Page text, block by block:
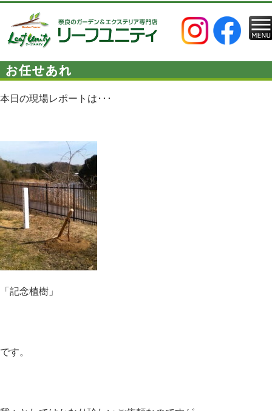
お任せあれ
本日の現場レポートは･･･
「記念植樹」
です。